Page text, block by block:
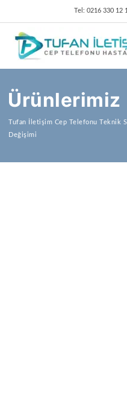
Tel: 0216 330 12
Ürünlerimiz
Tufan İletişim Cep Telefonu Teknik
Değişimi